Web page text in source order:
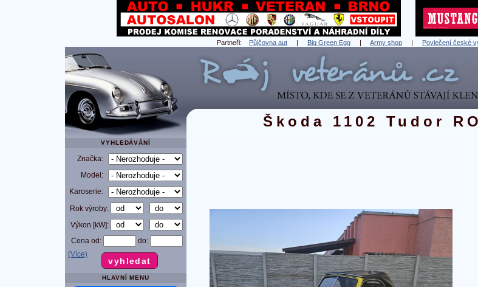
Partneři: Půjčovna aut | Big Green Egg | Army shop | Povlečení české
Škoda 1102 Tudor
VYHLEDÁVÁNÍ
Značka:
Model:
Karoserie:
Rok výroby:
Výkon [kW]:
Cena od:
do:
(Více)
HLAVNÍ MENU